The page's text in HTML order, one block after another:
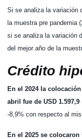
Si se analiza la variación
la muestra pre pandemia
si se analiza la variación
del mejor año de la
Crédito
En el 2024 la
abril fue de USD
-8,9% con respecto al
En el 2025 se